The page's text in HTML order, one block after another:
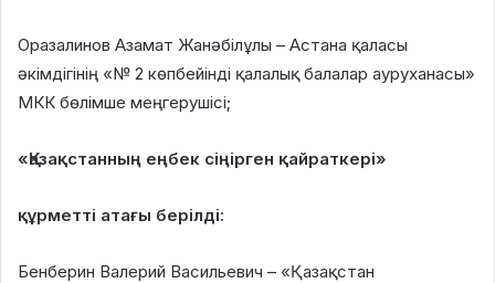
Оразалинов Азамат Жанәбілұлы – Астана қаласы
әкімдігінің «№ 2 көпбейінді қалалық балалар ауруханасы»
МКК бөлімше меңгерушісі;
«Қазақстанның еңбек сіңірген қайраткері»
құрметті атағы берілді:
Бенберин Валерий Васильевич – «Қазақстан